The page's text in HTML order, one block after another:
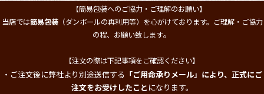
【簡易包装へのご協力・ご理解のお願い】
当店では簡易包装（ダンボールの再利用等）を心がけております。ご理解・ご協力
の程、お願い致します。
【注文の際は下記事項をご確認ください】
・ご注文後に弊社より別途送信する 「ご用命承りメール」により、正式にご
注文をお受けしたこと になります。